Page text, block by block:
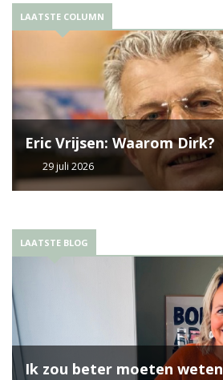
LAATSTE COLUMN
Eric Vrijsen: Waarom Dirk?
29 juli 2026
LAATSTE BLOG
Ik zou beter moeten weten